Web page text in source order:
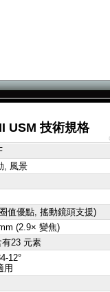
USM 技術規格
, 風景
值優點, 搖動鏡頭支援)
(2.9× 變焦)
有23 元素
12°
用